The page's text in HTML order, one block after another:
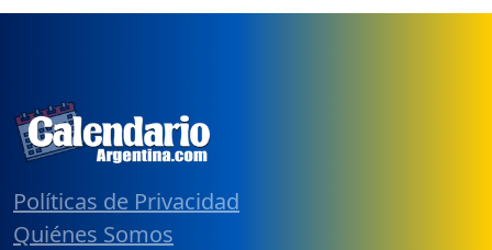
Políticas de Privacidad
Quiénes Somos